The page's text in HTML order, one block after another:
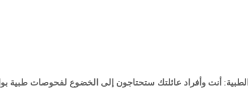
أنت وأفراد عائلتك ستحتاجون إلى الخضوع لفحوصات